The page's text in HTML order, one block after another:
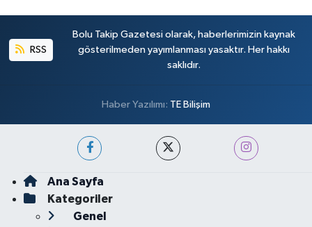
RSS
Bolu Takip Gazetesi olarak, haberlerimizin kaynak
gösterilmeden yayımlanması yasaktır. Her hakkı
saklıdır.
Haber Yazılımı: TE Bilişim
Ana Sayfa
Kategoriler
Genel